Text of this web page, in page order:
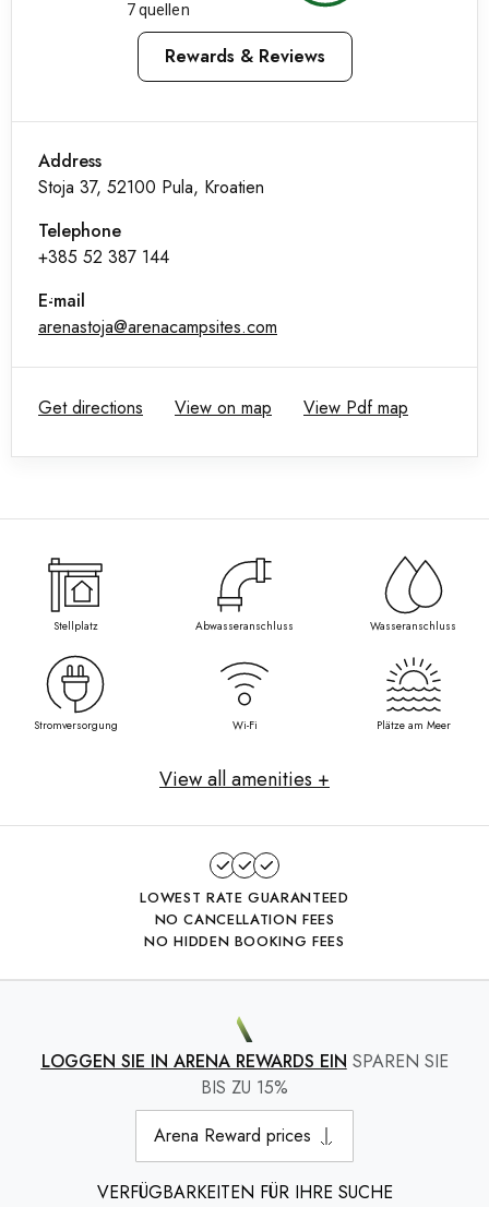
7 quellen
Rewards & Reviews
Address
Stoja 37, 52100 Pula, Kroatien
Telephone
+385 52 387 144
E-mail
arenastoja@arenacampsites.com
Get directions View on map View Pdf map
Stellplatz Abwasseranschluss Wasseranschluss
Stromversorgung Wi-Fi Plätze am Meer
View all amenities +
LOWEST RATE GUARANTEED
NO CANCELLATION FEES
NO HIDDEN BOOKING FEES
LOGGEN SIE IN ARENA REWARDS EIN SPAREN SIE
BIS ZU 15%
Arena Reward prices
VERFÜGBARKEITEN FÜR IHRE SUCHE